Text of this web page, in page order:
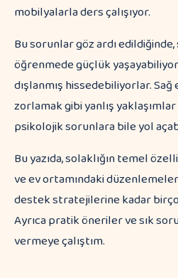
Bu sorunlar göz ardı
öğrenmede güçlük
dışlanmış hissedebiliyorlar.
zorlamak gibi yanlış
psikolojik sorunlara bile yol
Bu yazıda, solaklığın temel
ve ev ortamındaki
destek stratejilerine kadar
Ayrıca pratik öneriler ve sık
vermeye çalıştım.